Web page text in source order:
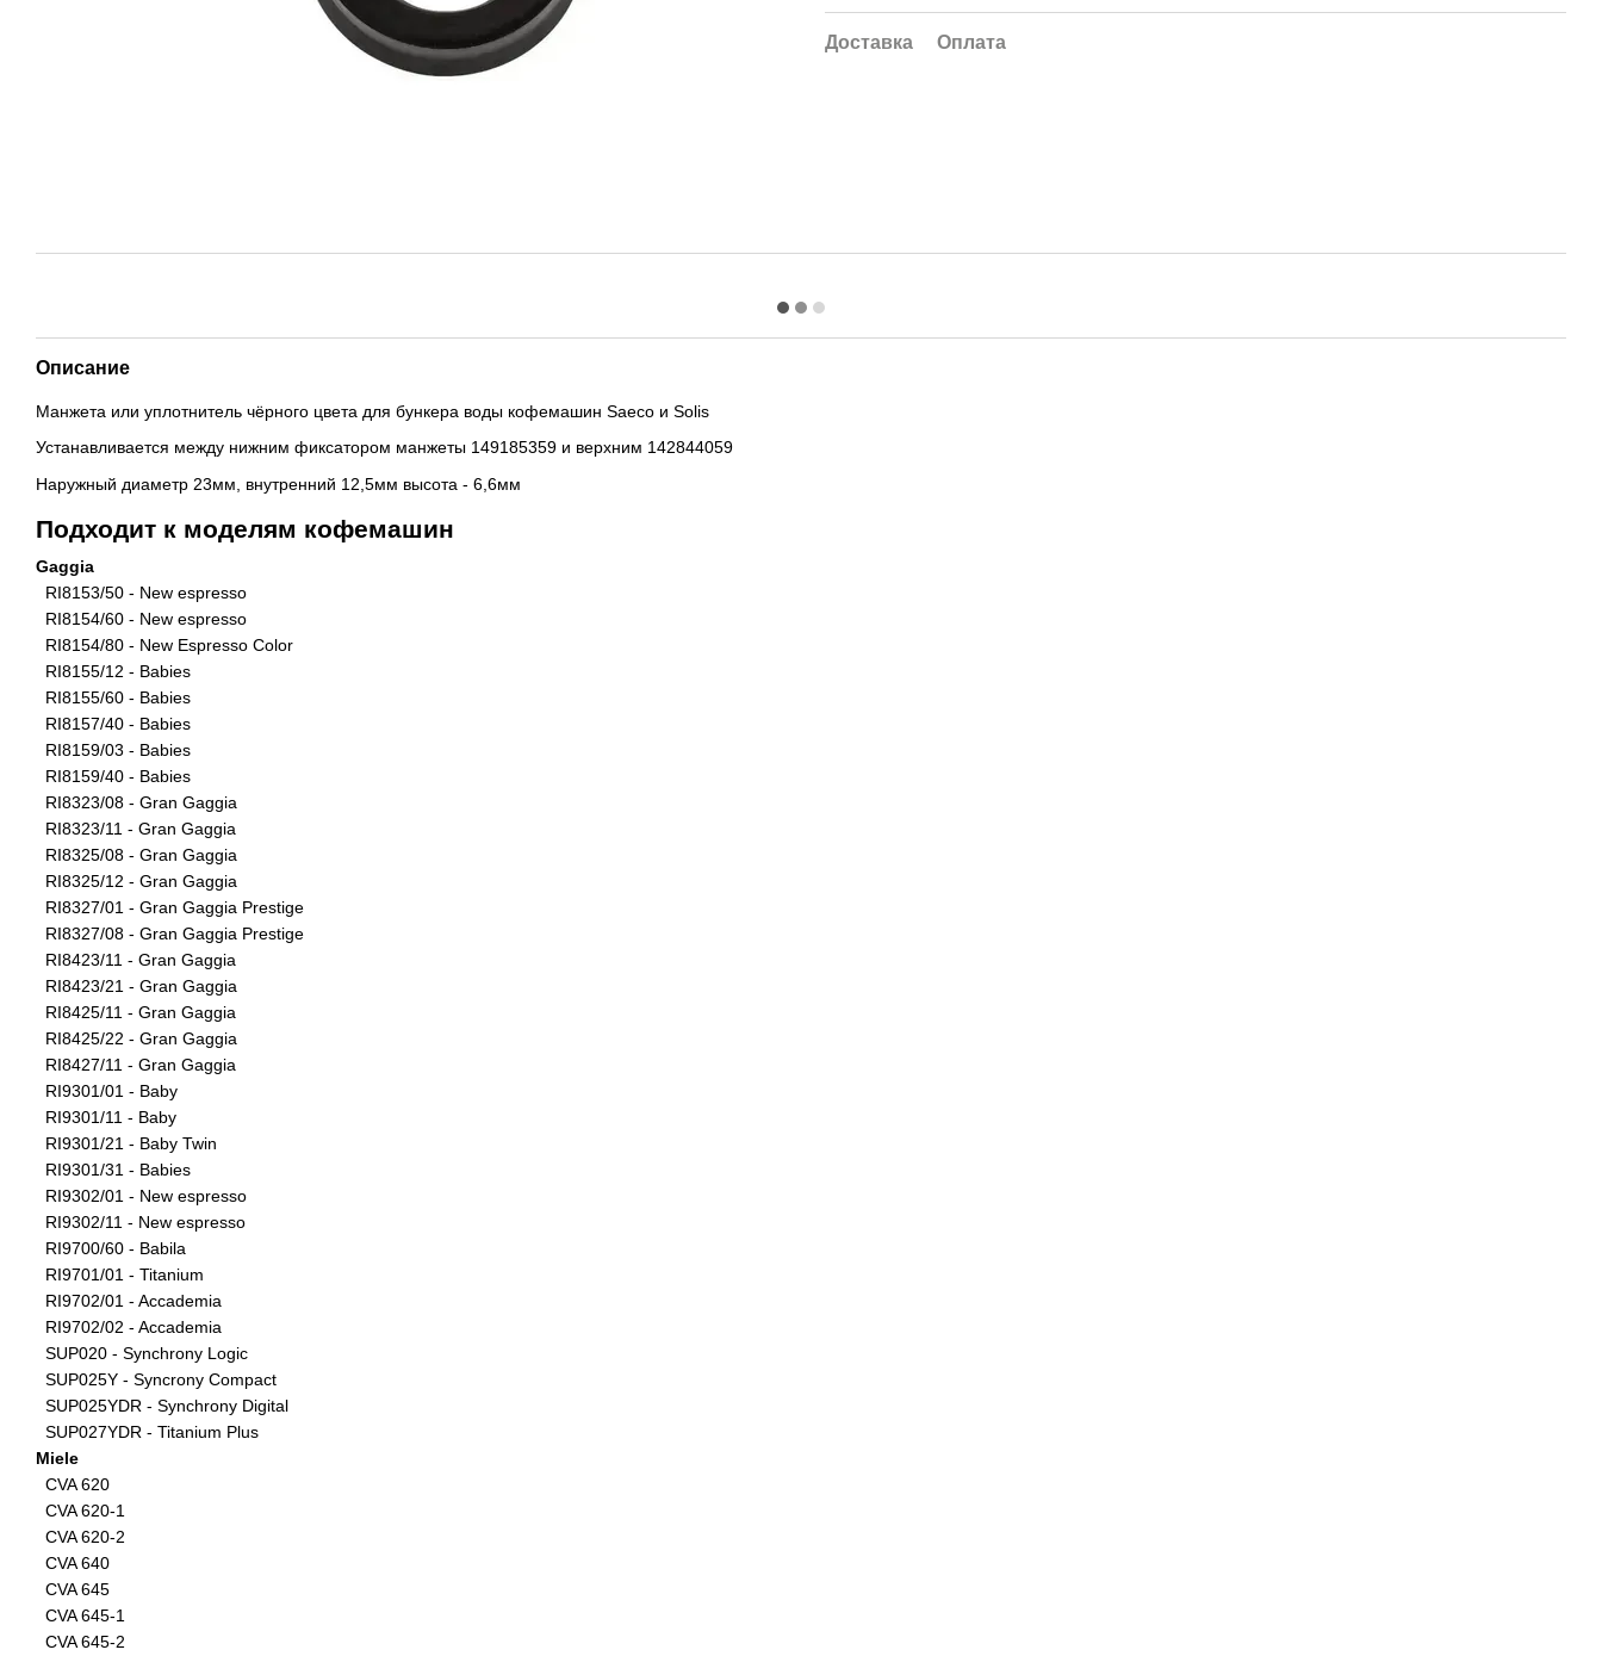
Доставка Оплата
Описание
Манжета или уплотнитель чёрного цвета для бункера воды кофемашин Saeco и Solis
Устанавливается между нижним фиксатором манжеты 149185359 и верхним 142844059
Наружный диаметр 23мм, внутренний 12,5мм высота - 6,6мм
Подходит к моделям кофемашин
Gaggia
RI8153/50 - New espresso
RI8154/60 - New espresso
RI8154/80 - New Espresso Color
RI8155/12 - Babies
RI8155/60 - Babies
RI8157/40 - Babies
RI8159/03 - Babies
RI8159/40 - Babies
RI8323/08 - Gran Gaggia
RI8323/11 - Gran Gaggia
RI8325/08 - Gran Gaggia
RI8325/12 - Gran Gaggia
RI8327/01 - Gran Gaggia Prestige
RI8327/08 - Gran Gaggia Prestige
RI8423/11 - Gran Gaggia
RI8423/21 - Gran Gaggia
RI8425/11 - Gran Gaggia
RI8425/22 - Gran Gaggia
RI8427/11 - Gran Gaggia
RI9301/01 - Baby
RI9301/11 - Baby
RI9301/21 - Baby Twin
RI9301/31 - Babies
RI9302/01 - New espresso
RI9302/11 - New espresso
RI9700/60 - Babila
RI9701/01 - Titanium
RI9702/01 - Accademia
RI9702/02 - Accademia
SUP020 - Synchrony Logic
SUP025Y - Syncrony Compact
SUP025YDR - Synchrony Digital
SUP027YDR - Titanium Plus
Miele
CVA 620
CVA 620-1
CVA 620-2
CVA 640
CVA 645
CVA 645-1
CVA 645-2